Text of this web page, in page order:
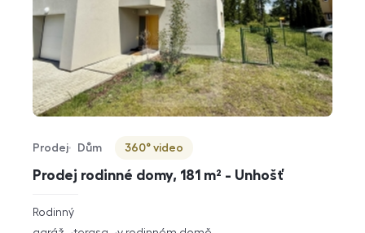
Prodej rodinné domy, 181 m² - Unhošť
Typ nabídky
Prodej
Typ nemovitosti
Dům
Virtuální prohlídka
360° video
rozměry
dispozice
Rodinný